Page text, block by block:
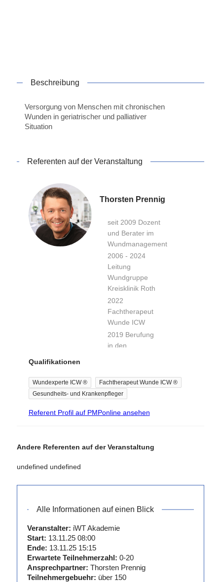
Beschreibung
Versorgung von Menschen mit chronischen
Wunden in geriatrischer und palliativer
Situation
Referenten auf der Veranstaltung
Thorsten Prennig
seit 2009 Dozent
und Berater im
Wundmanagement
2006 - 2024
Leitung
Wundgruppe
Kreisklinik Roth
2022
Fachtherapeut
Wunde ICW
2019 Berufung
in den
e.V.
2016 Gründung
der
Regionalgruppe
2011 Gründung
Wundexperte
ICW
in der Kreisklinik
Roth
Qualifikationen
Wundexperte ICW ®
Fachtherapeut Wunde ICW ®
Gesundheits- und Krankenpfleger
Referent Profil auf PMPonline ansehen
Andere Referenten auf der Veranstaltung
undefined undefined
Alle Informationen auf einen Blick
Veranstalter: iWT Akademie
Start: 13.11.25 08:00
Ende: 13.11.25 15:15
Erwartete Teilnehmerzahl: 0-20
Ansprechpartner: Thorsten Prennig
Teilnehmergebuehr: über 150